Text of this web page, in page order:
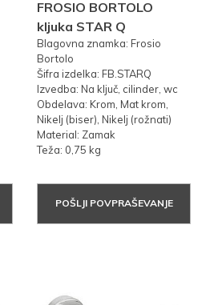
FROSIO BORTOLO
kljuka STAR Q
Blagovna znamka: Frosio
Bortolo
Šifra izdelka: FB.STARQ
Izvedba: Na ključ, cilinder, wc
Obdelava: Krom, Mat krom,
Nikelj (biser), Nikelj (rožnati)
Material: Zamak
Teža: 0,75 kg
POŠLJI POVPRAŠEVANJE